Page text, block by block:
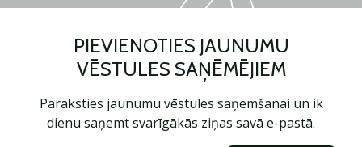
PIEVIENOTIES JAUNUMU
VĒSTULES SAŅĒMĒJIEM
Paraksties jaunumu vēstules saņemšanai un ik
dienu saņemt svarīgākās ziņas savā e-pastā.